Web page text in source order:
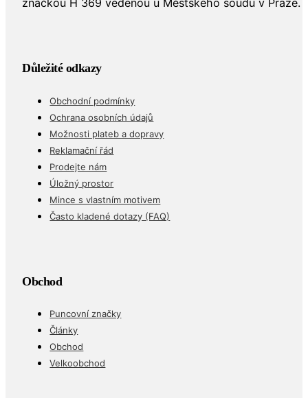
Důležité odkazy
Obchodní podmínky
Ochrana osobních údajů
Možnosti plateb a dopravy
Reklamační řád
Prodejte nám
Úložný prostor
Mince s vlastním motivem
Často kladené dotazy (FAQ)
Obchod
Puncovní značky
Články
Obchod
Velkoobchod